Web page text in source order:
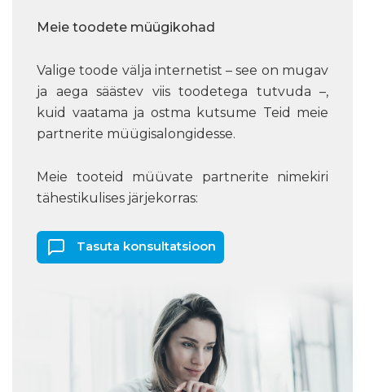
Meie toodete müügikohad
Valige toode välja internetist – see on mugav
ja aega säästev viis toodetega tutvuda –,
kuid vaatama ja ostma kutsume Teid meie
partnerite müügisalongidesse.
Meie tooteid müüvate partnerite nimekiri
tähestikulises järjekorras:
Tasuta konsultatsioon